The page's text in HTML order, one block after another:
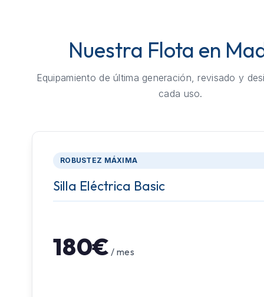
Nuestra Flota en
Equipamiento de última generación, revisado y
cada uso.
ROBUSTEZ MÁXIMA
Silla Eléctrica Basic
180€ / mes